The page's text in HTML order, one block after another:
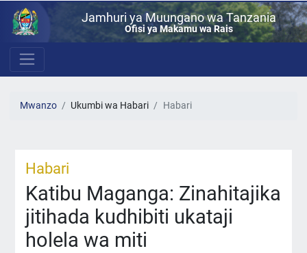
Jamhuri ya Muungano wa Tanzania
Ofisi ya Makamu wa Rais
Mwanzo Ukumbi wa Habari Habari
Habari
Katibu Maganga: Zinahitajika
jitihada kudhibiti ukataji
holela wa miti